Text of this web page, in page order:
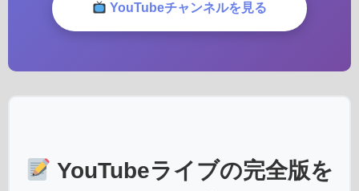
YouTubeチャンネルを見る
YouTubeライブの完全版を